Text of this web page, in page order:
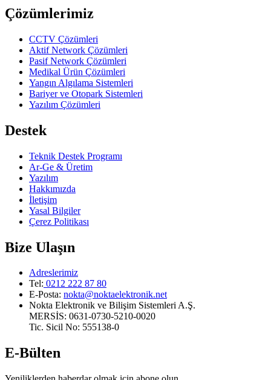
Çözümlerimiz
CCTV Çözümleri
Aktif Network Çözümleri
Pasif Network Çözümleri
Medikal Ürün Çözümleri
Yangın Algılama Sistemleri
Bariyer ve Otopark Sistemleri
Yazılım Çözümleri
Destek
Teknik Destek Programı
Ar-Ge & Üretim
Yazılım
Hakkımızda
İletişim
Yasal Bilgiler
Çerez Politikası
Bize Ulaşın
Adreslerimiz
Tel: 0212 222 87 80
E-Posta: nokta@noktaelektronik.net
Nokta Elektronik ve Bilişim Sistemleri A.Ş.
MERSİS: 0631-0730-5210-0020
Tic. Sicil No: 555138-0
E-Bülten